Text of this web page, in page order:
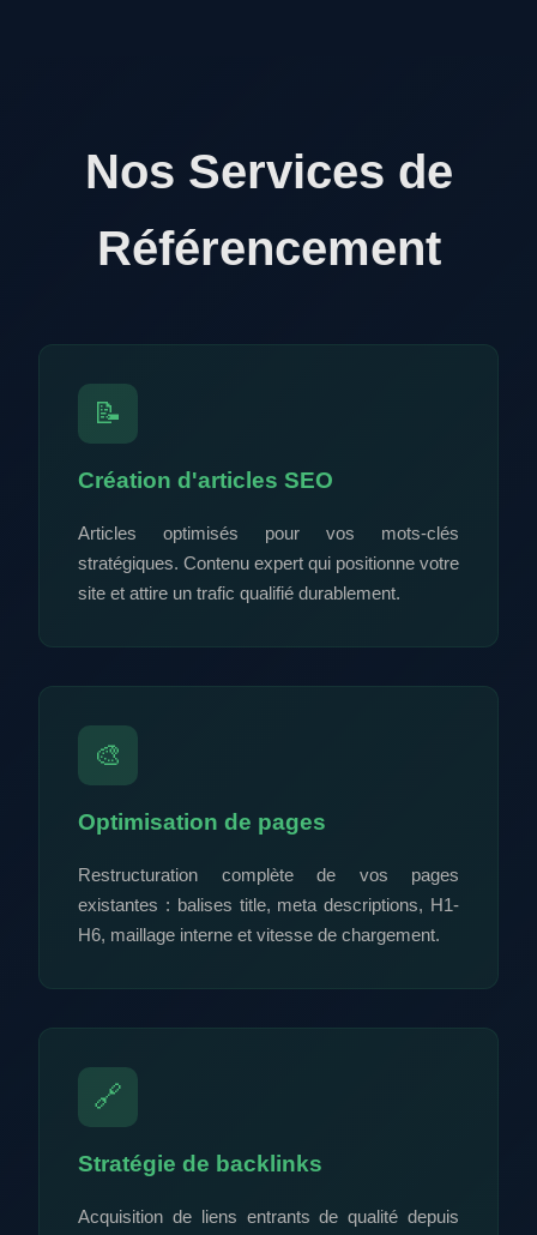
Nos Services de
Référencement
📝
Création d'articles SEO
Articles optimisés pour vos mots-clés
stratégiques. Contenu expert qui positionne votre
site et attire un trafic qualifié durablement.
🎨
Optimisation de pages
Restructuration complète de vos pages
existantes : balises title, meta descriptions, H1-
H6, maillage interne et vitesse de chargement.
🔗
Stratégie de backlinks
Acquisition de liens entrants de qualité depuis